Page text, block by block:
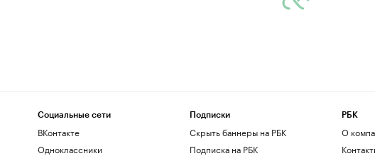
Социальные сети
ВКонтакте
Одноклассники
Подписки
Скрыть баннеры на РБК
Подписка на РБК
РБК
О